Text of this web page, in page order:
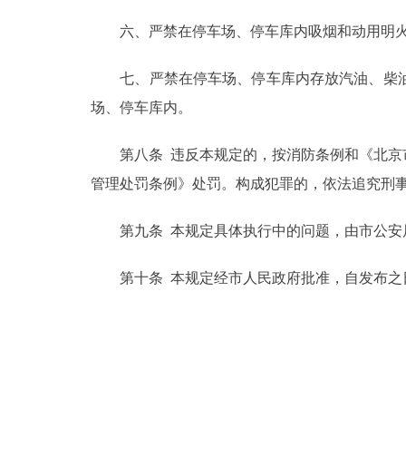
六、严禁在停车场、停车库内吸烟和动用明
七、严禁在停车场、停车库内存放汽油、柴
场、停车库内。
第八条 违反本规定的，按消防条例和《北京
管理处罚条例》处罚。构成犯罪的，依法追究刑
第九条 本规定具体执行中的问题，由市公安
第十条 本规定经市人民政府批准，自发布之